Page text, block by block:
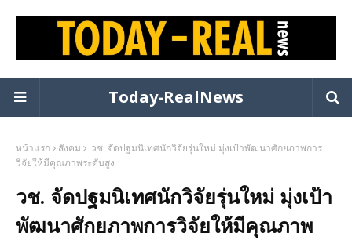
Today-RealNews
หน้าแรก สังคม
วช. จัดปฐมนิเทศนักวิจัยรุ่นใหม่ มุ่งเป้าพัฒนาศักยภาพการ
วิจัยให้มีคุณภาพระดับสูง
วช. จัดปฐมนิเทศนักวิจัยรุ่นใหม่ มุ่งเป้า
พัฒนาศักยภาพการวิจัยให้มีคุณภาพ